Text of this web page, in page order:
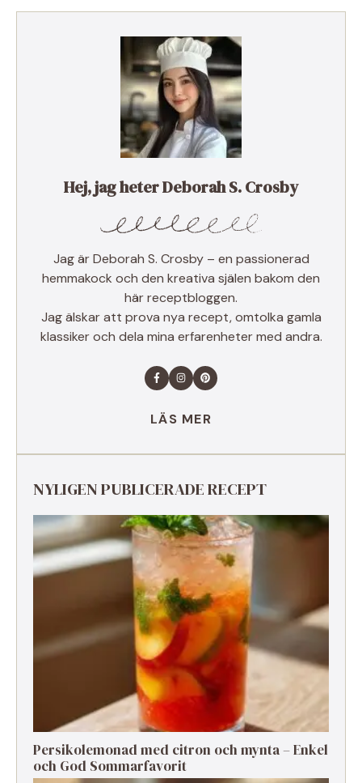
Hej, jag heter Deborah S. Crosby
Jag är Deborah S. Crosby – en passionerad
hemmakock och den kreativa själen bakom den
här receptbloggen.
Jag älskar att prova nya recept, omtolka gamla
klassiker och dela mina erfarenheter med andra.
LÄS MER
NYLIGEN PUBLICERADE RECEPT
Persikolemonad med citron och mynta – Enkel
och God Sommarfavorit